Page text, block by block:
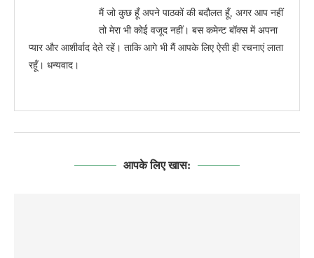
मैं जो कुछ हूँ अपने पाठकों की बदौलत हूँ, अगर आप नहीं
तो मेरा भी कोई वजूद नहीं। बस कमेन्ट बॉक्स में अपना
प्यार और आशीर्वाद देते रहें। ताकि आगे भी मैं आपके लिए ऐसी ही रचनाएं लाता
रहूँ। धन्यवाद।
आपके लिए खास: